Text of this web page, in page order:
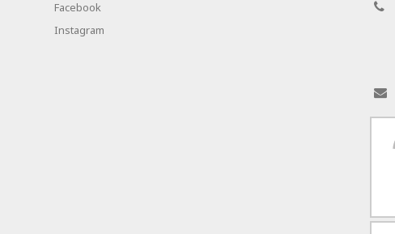
Facebook
Instagram